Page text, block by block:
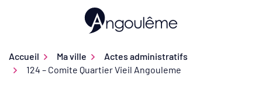
Ville d'Angoulême
Accueil Ma ville
Actes administratifs
124 – Comite Quartier Vieil Angouleme